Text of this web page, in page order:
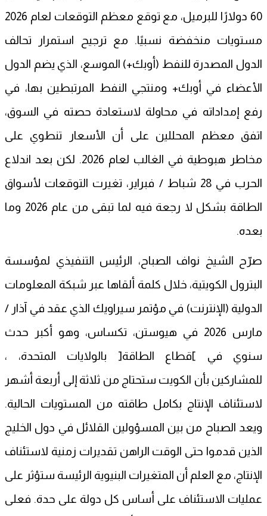
60 دولارًا للبرميل، مع توقع معظم التوقعات لعام 2026
مستويات منخفضة نسبيًا. مع ترجيح استمرار تحالف
الدول المصدرة للنفط (أوبك+) الموسع، الذي يضم الدول
الأعضاء في أوبك+ ومنتجي النفط المرتبطين بها، في
رفع إمداداته في محاولة لاستعادة حصته في السوق،
اتفق معظم المحللين على أن الأسعار تنطوي على
مخاطر هبوطية في الغالب لعام 2026. لكن بعد اندلاع
الحرب في 28 شباط / فبراير، تغيرت التوقعات لأسواق
الطاقة بشكل لا رجعة فيه لما تبقى من عام 2026 وما
بعده.
صرّح الشيخ نواف الصباح، الرئيس التنفيذي لمؤسسة
البترول الكويتية، خلال كلمة ألقاها عبر شبكة المعلومات
الدولية (الإنترنت) في مؤتمر سيراويك الذي عقد في آذار /
مارس 2026 في هيوستن، تكساس، وهو أكبر حدث
سنوي في ]قطاع الطاقة[ بالولايات المتحدة، ،
للمشاركين بأن الكويت ستحتاج من ثلاثة إلى أربعة أشهر
لاستئناف الإنتاج بكامل طاقته من المستويات الحالية.
ويعد الصباح من بين المسؤولين القلائل في دول الخليج
الذين قدموا حتى الوقت الراهن تقديرات زمنية لاستئناف
الإنتاج، مع العلم أن المتغيرات البنيوية الرئيسة ستؤثر على
عمليات الاستئناف على أساس كل دولة على حدة. فعلى